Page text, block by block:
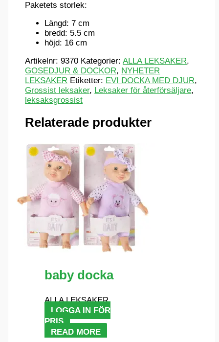
Paketets storlek:
Längd: 7 cm
bredd: 5.5 cm
höjd: 16 cm
Artikelnr:9370 Kategorier:ALLA LEKSAKER,
GOSEDJUR & DOCKOR, NYHETER
LEKSAKER Etiketter: EVI DOCKA MED DJUR,
Grossist leksaker, Leksaker för återförsäljare,
leksaksgrossist
Relaterade produkter
baby docka
ALLA LEKSAKER
LOGGA IN FÖR
PRIS
READ MORE